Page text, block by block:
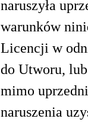
naruszyła
warunków
Licencji w
do Utworu,
mimo
naruszenia